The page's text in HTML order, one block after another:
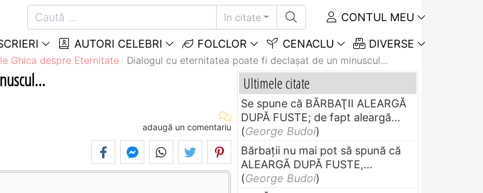
în citate CONTUL MEU
AUTORI CELEBRI FOLCLOR CENACLU DIVERSE
Ghica despre Eternitate Dialogul cu eternitatea poate fi declaşat de un minuscul...
adaugă un comentariu
Ultimele citate
Se spune că BĂRBAŢII ALEARGĂ
DUPĂ FUSTE; de fapt aleargă...
(George Budoi)
Bărbaţii nu mai pot să spună că
ALEARGĂ DUPĂ FUSTE,...
(George Budoi)